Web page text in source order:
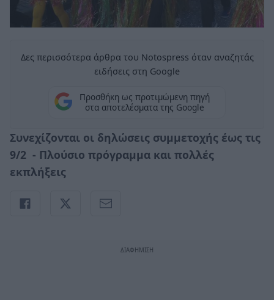
Δες περισσότερα άρθρα του Notospress όταν αναζητάς
ειδήσεις στη Google
Προσθήκη ως προτιμώμενη πηγή
στα αποτελέσματα της Google
Συνεχίζονται οι δηλώσεις συμμετοχής έως τις
9/2 - Πλούσιο πρόγραμμα και πολλές
εκπλήξεις